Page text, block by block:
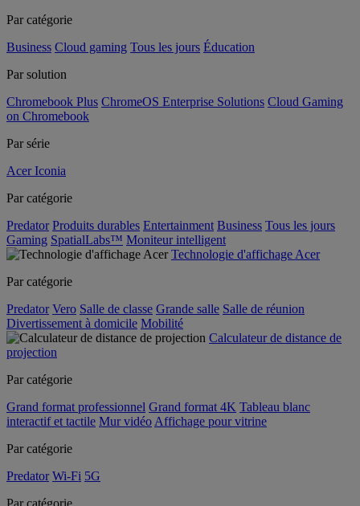
Par catégorie
Business Cloud gaming Tous les jours Éducation
Par solution
Chromebook Plus ChromeOS Enterprise Solutions Cloud Gaming
on Chromebook
Par série
Acer Iconia
Par catégorie
Predator Produits durables Entertainment Business Tous les jours
Gaming SpatialLabs™ Moniteur intelligent
Technologie d'affichage Acer
Par catégorie
Predator Vero Salle de classe Grande salle Salle de réunion
Divertissement à domicile Mobilité
Calculateur de distance de
projection
Par catégorie
Grand format professionnel Grand format 4K Tableau blanc
interactif et tactile Mur vidéo Affichage pour vitrine
Par catégorie
Predator Wi-Fi 5G
Par catégorie